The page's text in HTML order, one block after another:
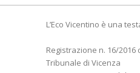
L’Eco Vicentino è una
Registrazione n. 16/2016
Tribunale di Vicenza